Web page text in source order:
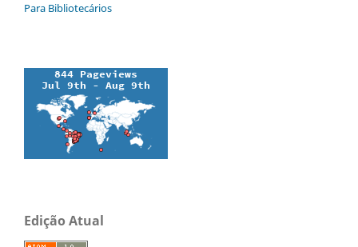
Para Bibliotecários
Edição Atual